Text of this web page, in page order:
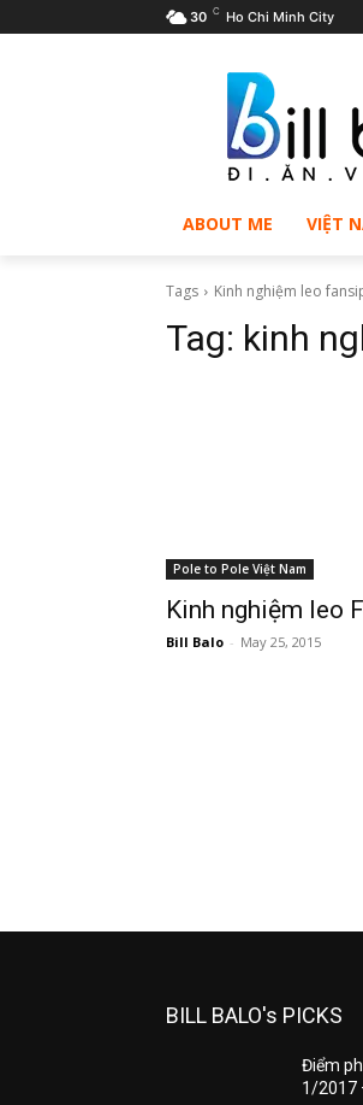
30 C Ho Chi Minh City
ABOUT ME VIỆT
Tags Kinh nghiệm leo
Tag: kinh
Pole to Pole Việt Nam
Kinh nghiệm leo
Bill Balo - May 25, 2015
BILL BALO's PICKS
Điểm
1/2017